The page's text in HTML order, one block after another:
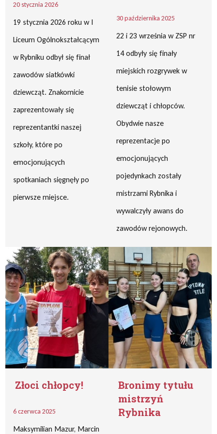
20 stycznia 2026
19 stycznia 2026 roku w I
Liceum Ogólnokształcącym
w Rybniku odbył się finał
zawodów siatkówki
dziewcząt. Znakomicie
zaprezentowały się
reprezentantki naszej
szkoły, które po
emocjonujących
spotkaniach sięgnęły po
pierwsze miejsce.
30 października 2025
22 i 23 września w ZSP nr
14 odbyły się finały
miejskich rozgrywek w
tenisie stołowym
dziewcząt i chłopców.
Obydwie nasze
reprezentacje po
emocjonujących
pojedynkach zostały
mistrzami Rybnika i
wywalczyły awans do
zawodów rejonowych.
Złoci chłopcy!
6 czerwca 2025
Maksymilian Mazur, Marcin
Bronimy tytułu
mistrzyń
Rybnika